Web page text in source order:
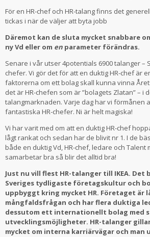
För en HR-chef och HR-talang finns det
tickas i när de väljer att byta jobb
Däremot kan de sluta mycket snabbare
ny Vd eller om en parameter förändras.
Senare i vår utser 4potentials 6900 talanger –
chefer. Vi gör det för att en duktig HR-chef är
faktorerna om ett bolag skall kunna vinna
det är HR-chefen som är ”bolagets Zlatan” – i
talangmarknaden. Varje dag har vi förmånen
fantastiska HR-chefer. Ni är helt magiska!
Vi har varit med om att en duktig HR-chef
lågt rankat och sedan har de blivit nr 1. I de
både en duktig Vd, HR-chef, ledare och Talent
samarbetar bra så blir det alltid bra!
Just nu vill flest HR-talanger till IKEA. Det
Sveriges tydligaste företagskultur och
uppbyggt kring mycket HR. Företaget är
mångfaldsfrågan och har flera duktiga
dessutom ett internationellt bolag med
utvecklingsmöjligheter. HR-talanger
mycket om interna karriärvägar och man